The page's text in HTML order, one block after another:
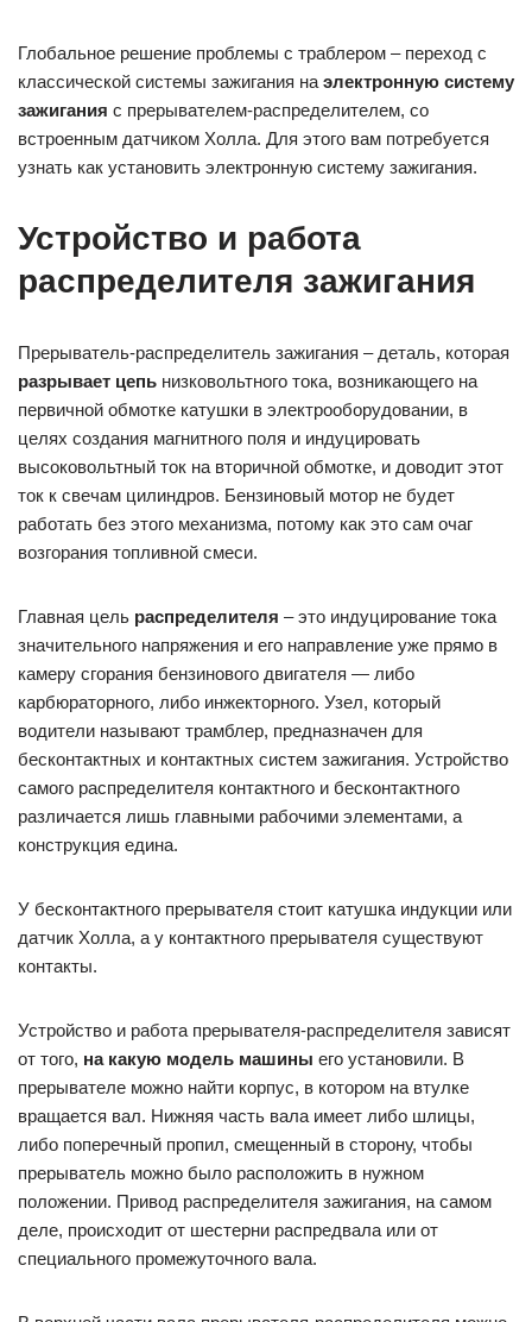
Глобальное решение проблемы с траблером – переход с
классической системы зажигания на электронную систему
зажигания с прерывателем-распределителем, со
встроенным датчиком Холла. Для этого вам потребуется
узнать как установить электронную систему зажигания.
Устройство и работа
распределителя зажигания
Прерыватель-распределитель зажигания – деталь, которая
разрывает цепь низковольтного тока, возникающего на
первичной обмотке катушки в электрооборудовании, в
целях создания магнитного поля и индуцировать
высоковольтный ток на вторичной обмотке, и доводит этот
ток к свечам цилиндров. Бензиновый мотор не будет
работать без этого механизма, потому как это сам очаг
возгорания топливной смеси.
Главная цель распределителя – это индуцирование тока
значительного напряжения и его направление уже прямо в
камеру сгорания бензинового двигателя — либо
карбюраторного, либо инжекторного. Узел, который
водители называют трамблер, предназначен для
бесконтактных и контактных систем зажигания. Устройство
самого распределителя контактного и бесконтактного
различается лишь главными рабочими элементами, а
конструкция едина.
У бесконтактного прерывателя стоит катушка индукции или
датчик Холла, а у контактного прерывателя существуют
контакты.
Устройство и работа прерывателя-распределителя зависят
от того, на какую модель машины его установили. В
прерывателе можно найти корпус, в котором на втулке
вращается вал. Нижняя часть вала имеет либо шлицы,
либо поперечный пропил, смещенный в сторону, чтобы
прерыватель можно было расположить в нужном
положении. Привод распределителя зажигания, на самом
деле, происходит от шестерни распредвала или от
специального промежуточного вала.